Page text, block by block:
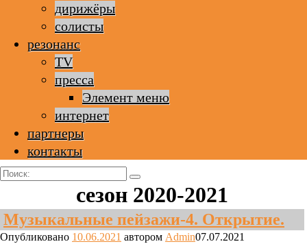
дирижёры
солисты
резонанс
TV
пресса
Элемент меню
интернет
партнеры
контакты
Поиск:
сезон 2020-2021
Музыкальные пейзажи-4. Открытие.
Опубликовано 10.06.2021 автором Admin07.07.2021